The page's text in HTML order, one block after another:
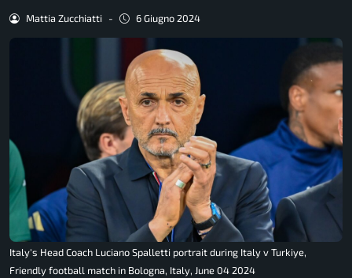
Mattia Zucchiatti - 6 Giugno 2024
Italy's Head Coach Luciano Spalletti portrait during Italy v Turkiye,
Friendly football match in Bologna, Italy, June 04 2024